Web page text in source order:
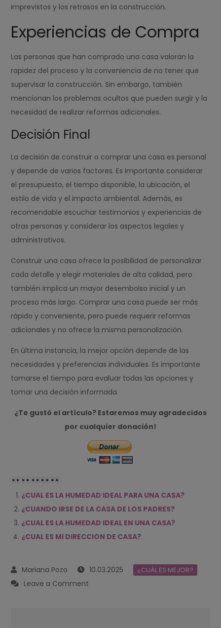
imprevistos y los retrasos en la construcción.
Experiencias de Compra
Las personas que han comprado una casa valoran la
rapidez del proceso y la conveniencia de no tener que
supervisar la construcción. Sin embargo, también
mencionan los problemas ocultos que pueden surgir y la
necesidad de realizar reformas adicionales.
Decisión Final
La decisión de construir o comprar una casa es personal
y depende de varios factores. Es importante considerar
el presupuesto, el tiempo disponible, la ubicación, el
estilo de vida y el impacto ambiental. Además, es
recomendable escuchar testimonios y experiencias de
otras personas y considerar los aspectos legales y
administrativos.
Construir una casa ofrece la posibilidad de personalizar
cada detalle y elegir materiales de alta calidad, pero
también implica un mayor desembolso inicial y un
proceso más largo. Comprar una casa puede ser más
rápido y conveniente, pero puede requerir reformas
adicionales y no ofrece la misma personalización.
En última instancia, la mejor opción depende de las
necesidades y preferencias individuales. Es importante
tomarse el tiempo para evaluar todas las opciones y
tomar una decisión informada.
¿Te gustó el artículo? Estaremos muy agradecidos
por cualquier donación!
¿CUAL ES LA HUMEDAD IDEAL PARA UNA CASA?
¿CUANDO IRSE DE LA CASA DE LOS PADRES?
¿CUAL ES LA HUMEDAD IDEAL EN UNA CASA?
¿CUAL ES MI DIRECCION DE CASA?
10.03.2025 ¿CUÁL ES MEJOR?
Leave a Comment